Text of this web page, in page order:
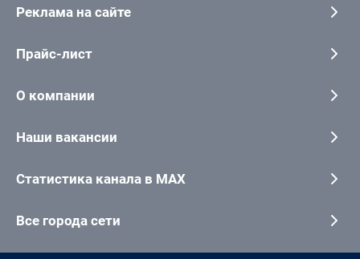
Реклама на сайте
Прайс-лист
О компании
Наши вакансии
Статистика канала в MAX
Все города сети